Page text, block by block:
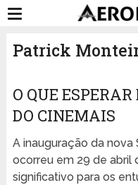
Patrick
O QUE
DO CINEMAIS
A inauguração da nova
ocorreu em 29 de abril
significativo para os